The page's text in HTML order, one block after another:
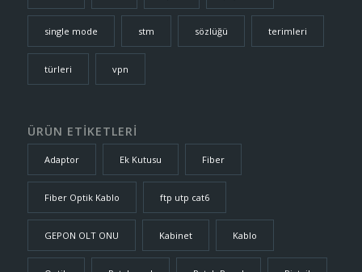
single mode stm sözlüğü terimleri
türleri vpn
ÜRÜN ETİKETLERİ
Adaptor Ek Kutusu Fiber
Fiber Optik Kablo ftp utp cat6
GEPON OLT ONU Kabinet Kablo